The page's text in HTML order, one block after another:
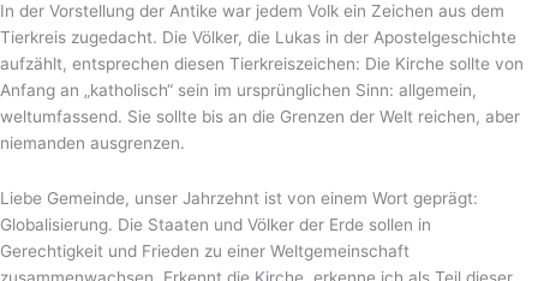
In der Vorstellung der Antike war jedem Volk ein Zeichen aus dem
Tierkreis zugedacht. Die Völker, die Lukas in der Apostelgeschichte
aufzählt, entsprechen diesen Tierkreiszeichen: Die Kirche sollte von
Anfang an „katholisch“ sein im ursprünglichen Sinn: allgemein,
weltumfassend. Sie sollte bis an die Grenzen der Welt reichen, aber
niemanden ausgrenzen.
Liebe Gemeinde, unser Jahrzehnt ist von einem Wort geprägt:
Globalisierung. Die Staaten und Völker der Erde sollen in
Gerechtigkeit und Frieden zu einer Weltgemeinschaft